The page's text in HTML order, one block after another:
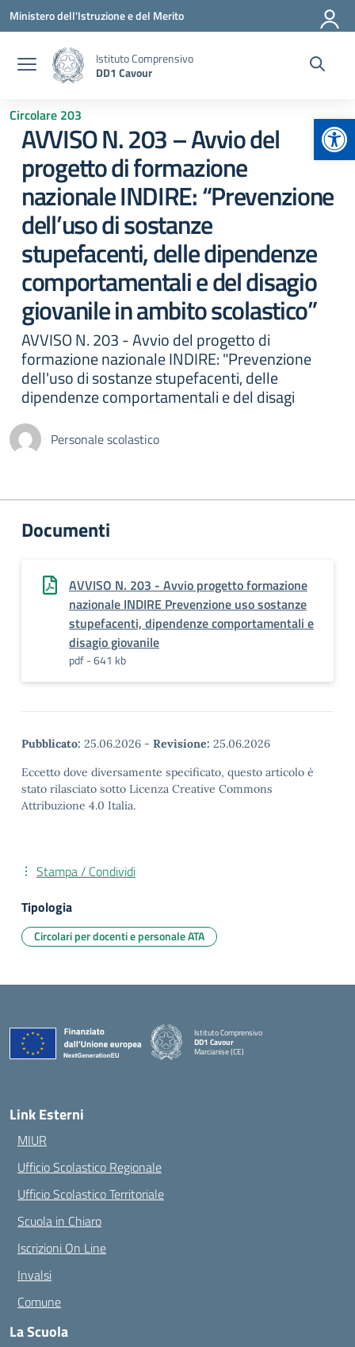
Vai ai contenuti
Vai al menu di navigazione
Vai al footer
Ministero dell'Istruzione e del Merito
Istituto Comprensivo
DD1 Cavour
Circolare 203
AVVISO N. 203 – Avvio del
progetto di formazione
nazionale INDIRE: “Prevenzione
dell’uso di sostanze
stupefacenti, delle dipendenze
comportamentali e del disagio
giovanile in ambito scolastico”
AVVISO N. 203 - Avvio del progetto di
formazione nazionale INDIRE: "Prevenzione
dell'uso di sostanze stupefacenti, delle
dipendenze comportamentali e del disagi
Personale scolastico
Documenti
AVVISO N. 203 - Avvio progetto formazione
nazionale INDIRE Prevenzione uso sostanze
stupefacenti, dipendenze comportamentali e
disagio giovanile
pdf - 641 kb
Pubblicato: 25.06.2026 - Revisione: 25.06.2026
Eccetto dove diversamente specificato, questo articolo è
stato rilasciato sotto Licenza Creative Commons
Attribuzione 4.0 Italia.
Stampa / Condividi
Tipologia
Circolari per docenti e personale ATA
Istituto Comprensivo
DD1 Cavour
Marcianise (CE)
Link Esterni
MIUR
Ufficio Scolastico Regionale
Ufficio Scolastico Territoriale
Scuola in Chiaro
Iscrizioni On Line
Invalsi
Comune
La Scuola